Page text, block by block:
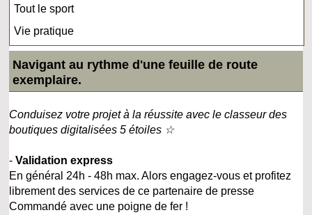
Tout le sport
Vie pratique
Navigant au rythme d'une feuille de route
exemplaire.
Conduisez votre projet à la réussite avec le classeur des
boutiques digitalisées 5 étoiles ☆
-Validation express
En général 24h - 48h max. Alors engagez-vous et profitez
librement des services de ce partenaire de presse
Commandé avec une poigne de fer !